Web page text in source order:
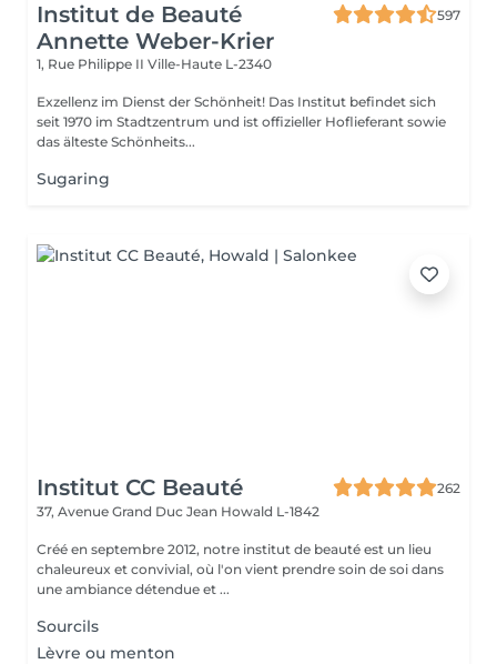
Institut de Beauté
Annette Weber-Krier
597
1, Rue Philippe II Ville-Haute L-2340
Exzellenz im Dienst der Schönheit! Das Institut befindet sich
seit 1970 im Stadtzentrum und ist offizieller Hoflieferant sowie
das älteste Schönheits...
Sugaring
Institut CC Beauté
262
37, Avenue Grand Duc Jean Howald L-1842
Créé en septembre 2012, notre institut de beauté est un lieu
chaleureux et convivial, où l'on vient prendre soin de soi dans
une ambiance détendue et ...
Sourcils
Lèvre ou menton